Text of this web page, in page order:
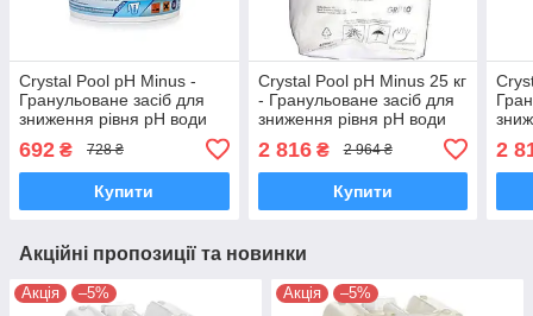
Crystal Pool pH Minus -
Гранульоване засіб для
зниження рівня pH води
басейну (суха кислота) 5
кг
692 ₴ 728 ₴
Купити
Crystal Pool pH Minus 25 кг
- Гранульоване засіб для
зниження рівня pH води
2 816₴ 2 964 ₴
Купити
кг
2
Акційні пропозиції та новинки
Акція –5% Акція –5%